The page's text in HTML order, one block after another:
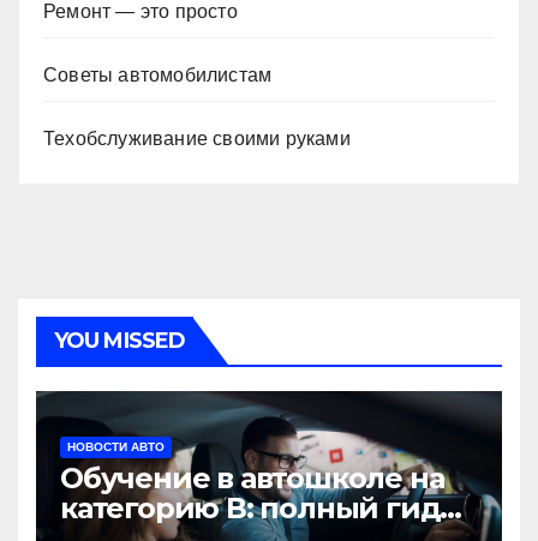
Ремонт — это просто
Советы автомобилистам
Техобслуживание своими руками
YOU MISSED
НОВОСТИ АВТО
Обучение в автошколе на
категорию В: полный гид